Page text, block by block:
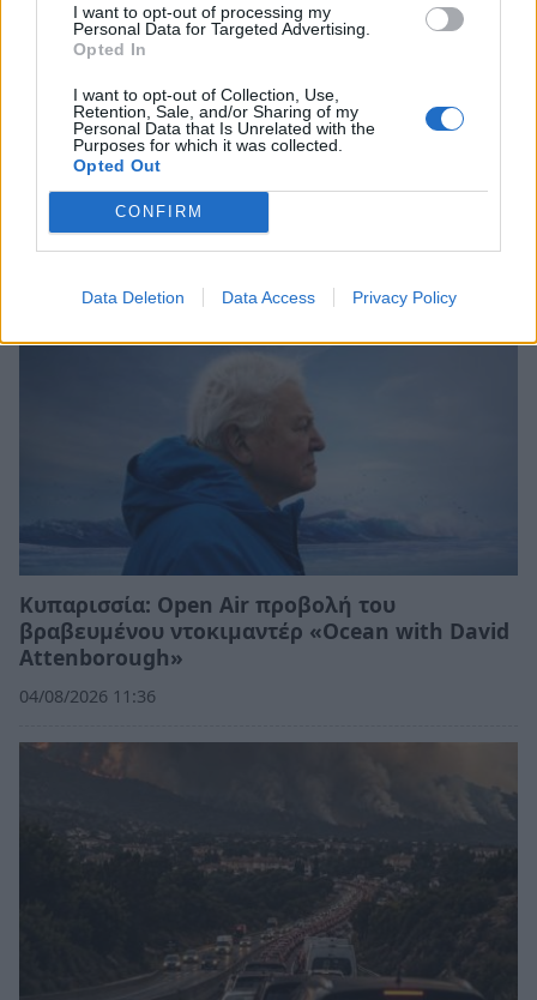
I want to opt-out of processing my
Personal Data for Targeted Advertising.
Opted In
I want to opt-out of Collection, Use,
Retention, Sale, and/or Sharing of my
Personal Data that Is Unrelated with the
Purposes for which it was collected.
Opted Out
CONFIRM
Data Deletion Data Access Privacy Policy
Σχετικά Άρθρα
Κυπαρισσία: Open Air προβολή του
βραβευμένου ντοκιμαντέρ «Ocean with David
Attenborough»
04/08/2026 11:36